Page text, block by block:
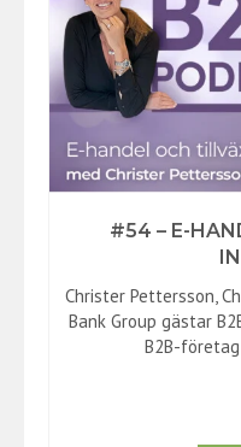
#54 – E-
Christer Pettersson,
Bank Group gästar
B2B-